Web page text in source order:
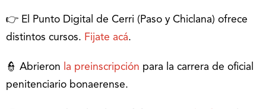
👉 El Punto Digital de Cerri (Paso y Chiclana) ofrece
distintos cursos. Fijate acá.
👮 Abrieron la preinscripción para la carrera de oficial
penitenciario bonaerense.